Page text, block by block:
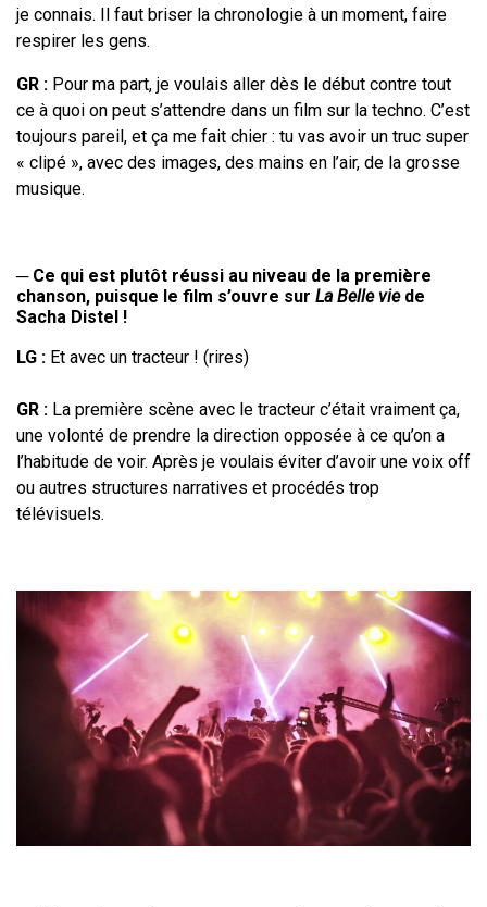
je connais. Il faut briser la chronologie à un moment, faire
respirer les gens.
GR : Pour ma part, je voulais aller dès le début contre tout
ce à quoi on peut s’attendre dans un film sur la techno. C’est
toujours pareil, et ça me fait chier : tu vas avoir un truc super
« clipé », avec des images, des mains en l’air, de la grosse
musique.
─ Ce qui est plutôt réussi au niveau de la première
chanson, puisque le film s’ouvre sur La Belle viede
Sacha Distel !
LG : Et avec un tracteur ! (rires)
GR : La première scène avec le tracteur c’était vraiment ça,
une volonté de prendre la direction opposée à ce qu’on a
l’habitude de voir. Après je voulais éviter d’avoir une voix off
ou autres structures narratives et procédés trop
télévisuels.